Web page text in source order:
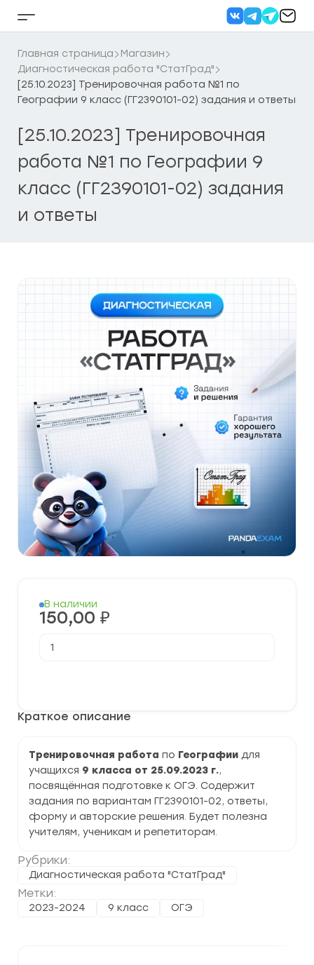
Кнопка
бокового
меню
Главная страница
Магазин
Диагностическая работа "СтатГрад"
[25.10.2023] Тренировочная работа №1 по
Географии 9 класс (ГГ2390101-02) задания и ответы
[25.10.2023] Тренировочная
работа №1 по Географии 9
класс (ГГ2390101-02) задания
и ответы
Краткое описание
Тренировочная работа по Географии для
учащихся 9 класса от 25.09.2023 г.,
посвящённая подготовке к ОГЭ. Содержит
задания по вариантам ГГ2390101-02, ответы,
форму и авторские решения. Будет полезна
учителям, ученикам и репетиторам.
Рубрики:
Диагностическая работа "СтатГрад"
Метки:
2023-2024 9 класс ОГЭ
В наличии
150,00 ₽
товара
Географии
(ГГ2390101-
02)
задания
и
ответы